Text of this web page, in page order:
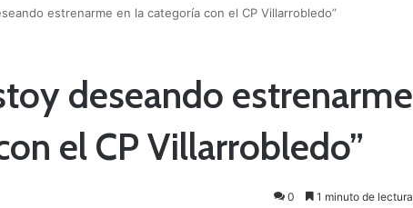
estrenarme en la categoría con el CP Villarrobledo”
deseando estrenarme
el CP Villarrobledo”
0 1 minuto de lectura